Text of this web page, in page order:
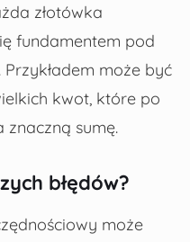
złotówka
fundamentem pod
Przykładem może być
kwot, które po
znaczną sumę.
błędów?
może